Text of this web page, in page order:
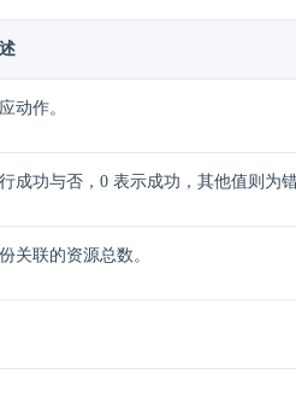
动作。
成功与否，0 表示成功，其他值则为错
关联的资源总数。